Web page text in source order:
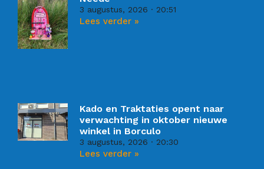
3 augustus, 2026 20:51
Lees verder »
Kado en Traktaties opent naar
verwachting in oktober nieuwe
winkel in Borculo
3 augustus, 2026 20:30
Lees verder »